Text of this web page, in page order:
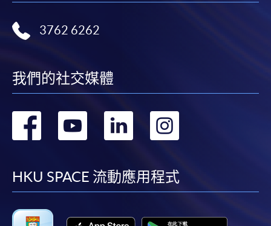
​學院為學歷頒授課程特設「註冊及學費通知」，適
課程負責人會為學員送上「註冊及學費通知」
(「通知」)，請填妥有關「通知」，並親往報名中
有關繳費詳情，請參閱付款方法
。如對報名程序有任
課程/科目報名注意事項:
選用網上報名服務必須在已接駁互聯網及支援
3762 6262
我們的社交媒體
轉
facebook
轉
youtube
轉
linkedin
HKU SPACE 流動應用程式